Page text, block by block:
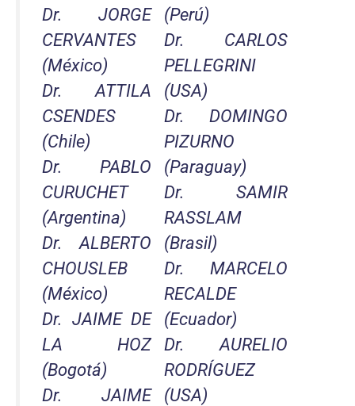
Dr. JORGE
CERVANTES
(México)
Dr. ATTILA
CSENDES
(Chile)
Dr. PABLO
CURUCHET
(Argentina)
Dr. ALBERTO
CHOUSLEB
(México)
Dr. JAIME DE
LA HOZ
(Bogotá)
Dr. JAIME
(Perú)
Dr. CARLOS
PELLEGRINI
(USA)
Dr. DOMINGO
PIZURNO
(Paraguay)
Dr. SAMIR
RASSLAM
(Brasil)
Dr. MARCELO
RECALDE
(Ecuador)
Dr. AURELIO
RODRÍGUEZ
(USA)